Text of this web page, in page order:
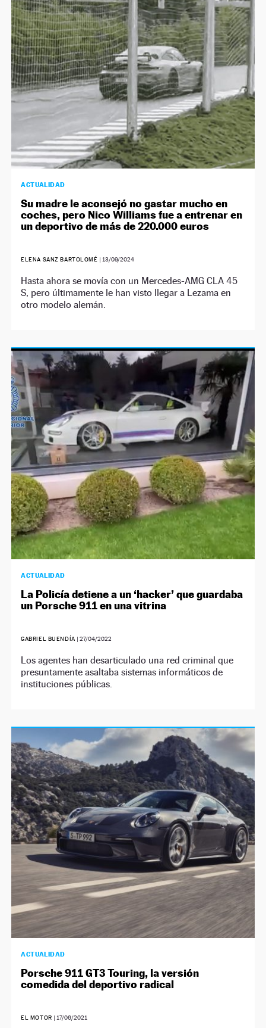
ACTUALIDAD
Su madre le aconsejó no gastar mucho en
coches, pero Nico Williams fue a entrenar en
un deportivo de más de 220.000 euros
ELENA SANZ BARTOLOMÉ | 13/09/2024
Hasta ahora se movía con un Mercedes-AMG CLA 45
S, pero últimamente le han visto llegar a Lezama en
otro modelo alemán.
ACTUALIDAD
La Policía detiene a un ‘hacker’ que guardaba
un Porsche 911 en una vitrina
GABRIEL BUENDÍA | 27/04/2022
Los agentes han desarticulado una red criminal que
presuntamente asaltaba sistemas informáticos de
instituciones públicas.
ACTUALIDAD
Porsche 911 GT3 Touring, la versión
comedida del deportivo radical
EL MOTOR | 17/06/2021